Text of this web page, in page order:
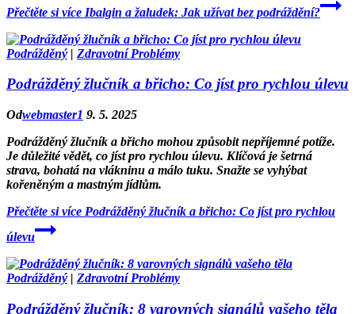
Přečtěte si více Ibalgin a žaludek: Jak užívat bez podráždění?
Podrážděný | Zdravotní Problémy
Podrážděný žlučník a břicho: Co jíst pro rychlou úlevu
Odwebmaster1 9. 5. 2025
Podrážděný žlučník a břicho mohou způsobit nepříjemné potíže.
Je důležité vědět, co jíst pro rychlou úlevu. Klíčová je šetrná
strava, bohatá na vlákninu a málo tuku. Snažte se vyhýbat
kořeněným a mastným jídlům.
Přečtěte si více Podrážděný žlučník a břicho: Co jíst pro rychlou
úlevu
Podrážděný | Zdravotní Problémy
Podrážděný žlučník: 8 varovných signálů vašeho těla